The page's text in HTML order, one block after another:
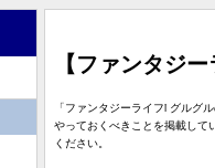
【ファンタジ
「ファンタジーライフi グルグ
やっておくべきことを掲載して
ください。